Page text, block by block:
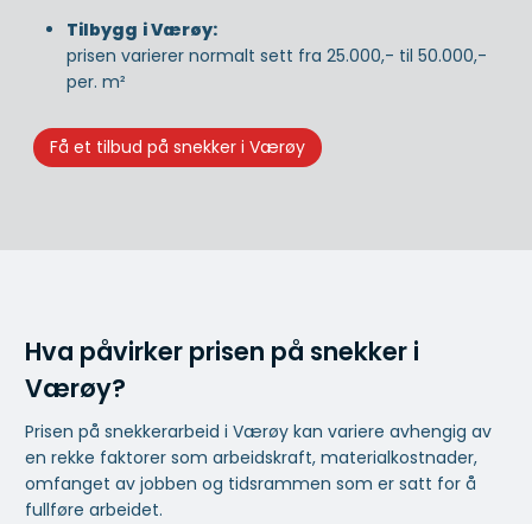
Tilbygg i Værøy:
prisen varierer normalt sett fra 25.000,- til 50.000,-
per. m²
Få et tilbud på snekker i Værøy
Hva påvirker prisen på snekker i
Værøy?
Prisen på snekkerarbeid i Værøy kan variere avhengig av
en rekke faktorer som arbeidskraft, materialkostnader,
omfanget av jobben og tidsrammen som er satt for å
fullføre arbeidet.